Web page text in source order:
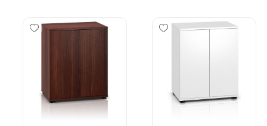
Add wishlist
Add wishlist